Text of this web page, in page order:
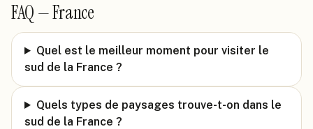
FAQ —France
Quel est le meilleur moment pour visiter le
sud de la France ?
Quels types de paysages trouve-t-on dans le
sud de la France ?